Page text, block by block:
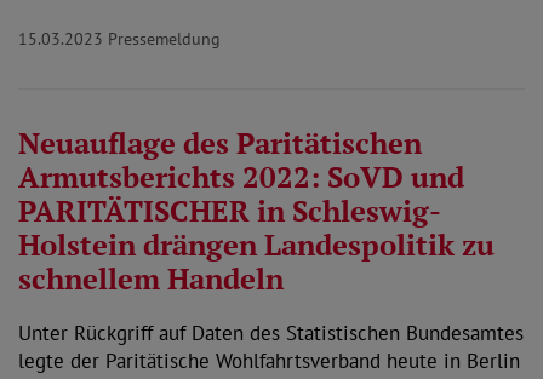
15.03.2023 Pressemeldung
Neuauflage des Paritätischen
Armutsberichts 2022: SoVD und
PARITÄTISCHER in Schleswig-
Holstein drängen Landespolitik zu
schnellem Handeln
Unter Rückgriff auf Daten des Statistischen Bundesamtes
legte der Paritätische Wohlfahrtsverband heute in Berlin